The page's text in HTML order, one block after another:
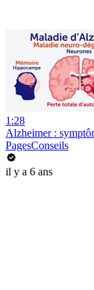
1:28
Alzheimer :
PagesConseils
il y a 6 ans